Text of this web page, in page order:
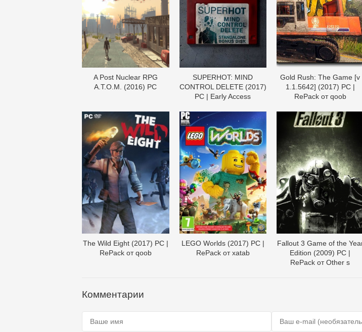
A Post Nuclear RPG
A.T.O.M. (2016) PC
SUPERHOT: MIND
CONTROL DELETE (2017)
PC | Early Access
Gold Rush: The Game [v
1.1.5642] (2017) PC |
RePack от qoob
The Wild Eight (2017) PC |
RePack от qoob
LEGO Worlds (2017) PC |
RePack от xatab
Fallout 3 Game of the
Edition (2009) PC |
RePack от Other s
Комментарии